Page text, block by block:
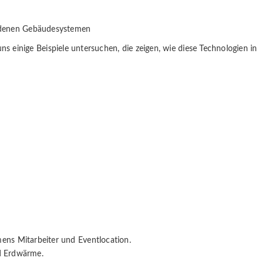
Gebäudesystemen
einige Beispiele untersuchen, die zeigen, wie diese Technologien
Mitarbeiter und Eventlocation.
Erdwärme.